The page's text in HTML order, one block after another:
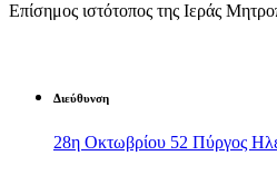
Επίσημος ιστότοπος της Ιεράς
Διεύθυνση
28η Οκτωβρίου 52 Πύργος